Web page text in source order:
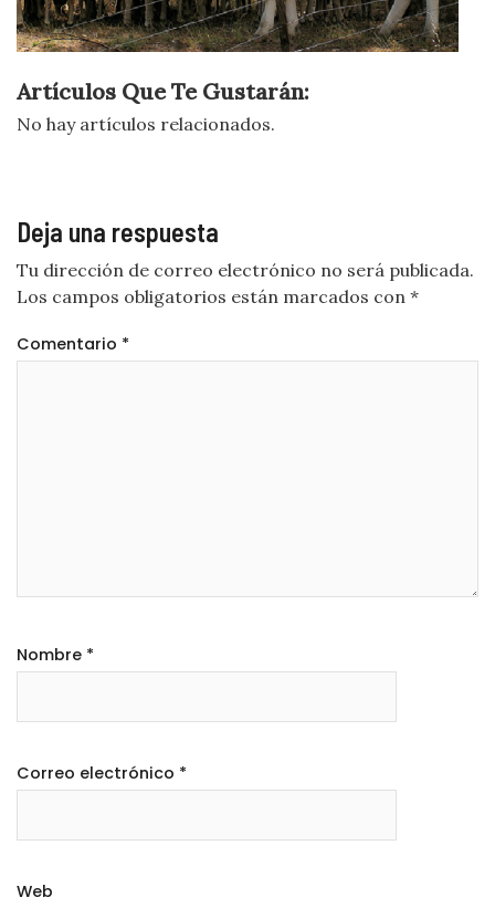
Artículos Que Te Gustarán:
No hay artículos relacionados.
Deja una respuesta
Tu dirección de correo electrónico no será publicada.
Los campos obligatorios están marcados con *
Comentario *
Nombre *
Correo electrónico *
Web